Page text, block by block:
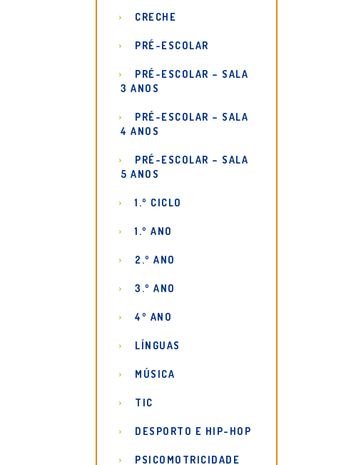
CRECHE
PRÉ-ESCOLAR
PRÉ-ESCOLAR – SALA
3 ANOS
PRÉ-ESCOLAR – SALA
4 ANOS
PRÉ-ESCOLAR – SALA
5 ANOS
1.º CICLO
1.º ANO
2.º ANO
3.º ANO
4º ANO
LÍNGUAS
MÚSICA
TIC
DESPORTO E HIP-HOP
PSICOMOTRICIDADE